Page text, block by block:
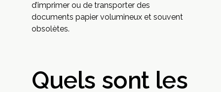
d’imprimer ou de transporter des
documents papier volumineux et souvent
obsolètes.
Quels sont les